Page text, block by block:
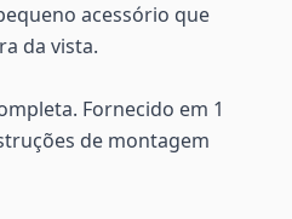
acessório que
da vista.
Fornecido em 1
de montagem